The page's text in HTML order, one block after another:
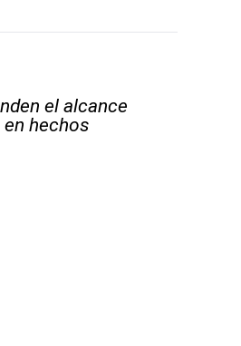
el alcance
hechos